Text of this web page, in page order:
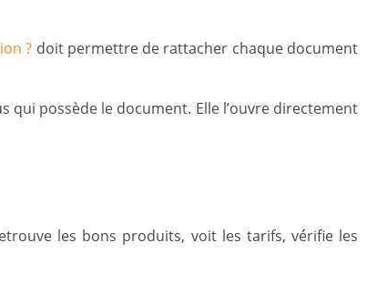
? doit permettre de rattacher chaque document
qui possède le document. Elle l’ouvre directement
les bons produits, voit les tarifs, vérifie les